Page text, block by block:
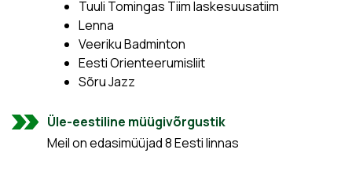
Tuuli Tomingas Tiim laskesuusatiim
Lenna
Veeriku Badminton
Eesti Orienteerumisliit
Sõru Jazz
Üle-eestiline müügivõrgustik
Meil on edasimüüjad 8 Eesti linnas